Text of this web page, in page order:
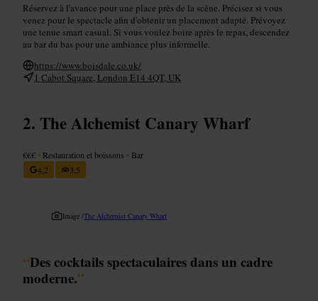
Réservez à l'avance pour une place près de la scène. Précisez si vous
venez pour le spectacle afin d'obtenir un placement adapté. Prévoyez
une tenue smart casual. Si vous voulez boire après le repas, descendez
au bar du bas pour une ambiance plus informelle.
https://www.boisdale.co.uk/
1 Cabot Square, London E14 4QT, UK
The Alchemist Canary Wharf
€€€ • Restauration et boissons • Bar
4,2
3,5
Image /The Alchemist Canary Wharf
“Des cocktails spectaculaires dans un cadre
moderne.”